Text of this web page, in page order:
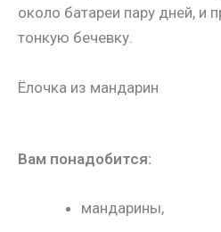
около батареи пару дней, и
тонкую бечевку.
Ёлочка из мандарин
Вам понадобится:
мандарины,